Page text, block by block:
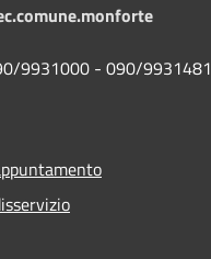
9931000 - 090/9931481